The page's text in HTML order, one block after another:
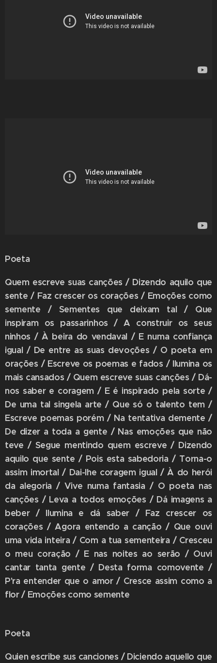
Poeta
Quem escreve suas canções / Dizendo aquilo que
sente / Faz crescer os corações / Emoções como
semente / Sementes que deixam tal / Que
inspiram os passarinhos / A construir os seus
ninhos / À beira do vendaval / E numa confiança
igual / De entre as suas devoções / O poeta em
orações / Escreve os poemas e fados / Ilumina os
mais cansados / Quem escreve suas canções / Dá-
nos saber e coragem / E é inspirado pela sorte /
De uma tal singela arte / Que só o talento tem /
Escreve poemas porém / Na tentativa demente /
De dizer a toda a gente / Nas emoções que não
teve / Segue mentindo quem escreve / Dizendo
aquilo que sente / Pois esta sabedoria / Torna-o
assim imortal / Dai-lhe coragem igual / À do herói
da alegoria / Vive numa fantasia / O poeta nas
canções / Leva a todos emoções / Dá imagens a
beber / Ilumina e dá saber / Faz crescer os
corações / Agora entendo a canção / Que ouvi
uma vida inteira / Com a tua sementeira / Cresceu
o meu coração / E nas noites ao serão / Ouvi
cantar tanta gente / Desta forma comovente /
P'ra entender que o amor / Cresce assim como a
flor / Emoções como semente
Poeta
Quien escribe sus canciones / Diciendo aquello que